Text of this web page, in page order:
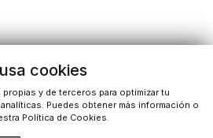
cookies
y de terceros para optimizar tu
Puedes obtener más información o
Política de Cookies.